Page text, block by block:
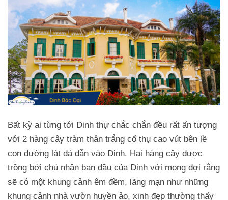
Bất kỳ ai từng tới Dinh thự chắc chắn đều rất ấn tượng
với 2 hàng cây tràm thân trắng cổ thụ cao vút bên lề
con đường lát đá dẫn vào Dinh. Hai hàng cây được
trồng bởi chủ nhân ban đầu của Dinh với mong đợi rằng
sẽ có một khung cảnh êm đềm, lãng mạn như những
khung cảnh nhà vườn huyền ảo, xinh đẹp thường thấy